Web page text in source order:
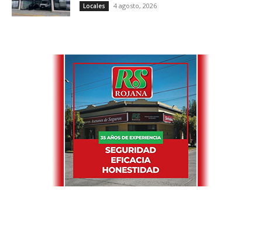
Locales 4 agosto, 2026